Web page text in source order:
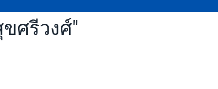
ศรีวงศ์"